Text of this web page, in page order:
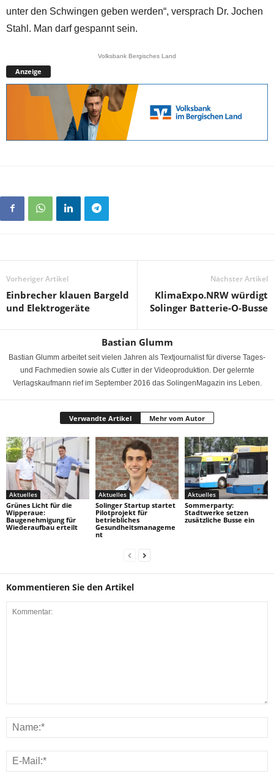
unter den Schwingen geben werden“, versprach Dr. Jochen
Stahl. Man darf gespannt sein.
Volksbank Bergisches Land
Anzeige
Vorheriger Artikel
Einbrecher klauen Bargeld
und Elektrogeräte
Nächster Artikel
KlimaExpo.NRW würdigt
Solinger Batterie-O-Busse
Bastian Glumm
Bastian Glumm arbeitet seit vielen Jahren als Textjournalist für diverse Tages-
und Fachmedien sowie als Cutter in der Videoproduktion. Der gelernte
Verlagskaufmann rief im September 2016 das SolingenMagazin ins Leben.
Verwandte Artikel Mehr vom Autor
Aktuelles
Grünes Licht für die
Wipperaue:
Baugenehmigung für
Wiederaufbau erteilt
Aktuelles
Solinger Startup startet
Pilotprojekt für
betriebliches
Gesundheitsmanageme
nt
Aktuelles
Sommerparty:
Stadtwerke setzen
zusätzliche Busse ein
Kommentieren Sie den Artikel